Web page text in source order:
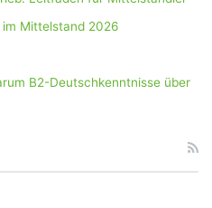
Mittelstand 2026
B2-Deutschkenntnisse über